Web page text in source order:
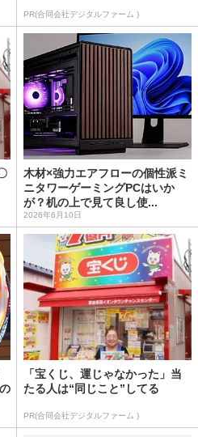
PR(合同会社デジタルファーム )
木材×強力エアフローの個性派ミ
ニタワーゲーミングPCはいか
が？机の上で見て良し使...
2026年6月10日
「宝くじ、運じゃなかった」当
たる人は“同じこと”してる
PR(合同会社デジタルファーム )